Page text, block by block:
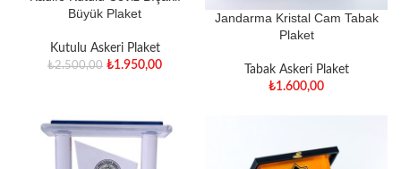
Büyük Plaket
Kutulu Askeri Plaket
₺2.500,00 ₺1.950,00
Jandarma Kristal Cam Tabak
Plaket
Tabak Askeri Plaket
₺1.600,00